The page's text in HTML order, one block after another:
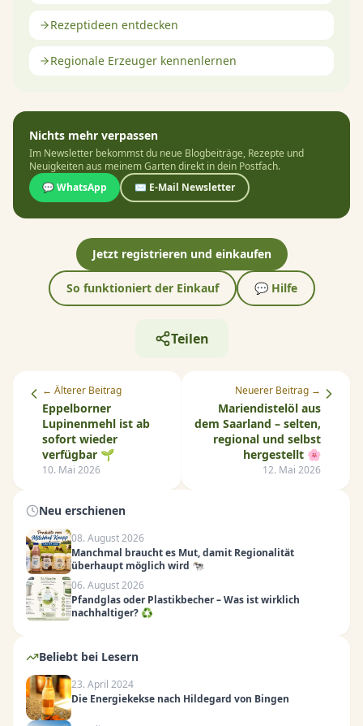
Rezeptideen entdecken
Regionale Erzeuger kennenlernen
Nichts mehr verpassen
Im Newsletter bekommst du neue Blogbeiträge, Rezepte und
Neuigkeiten aus meinem Garten direkt in dein Postfach.
💬 WhatsApp
✉️ E-Mail Newsletter
Jetzt registrieren und einkaufen
So funktioniert der Einkauf 💬 Hilfe
Teilen
← Älterer Beitrag
Eppelborner
Lupinenmehl ist ab
sofort wieder
verfügbar 🌱
10. Mai 2026
Neuerer Beitrag →
Mariendistelöl aus
dem Saarland – selten,
regional und selbst
hergestellt 🌸
12. Mai 2026
Neu erschienen
08. August 2026
Manchmal braucht es Mut, damit Regionalität
überhaupt möglich wird 🐄
06. August 2026
Pfandglas oder Plastikbecher – Was ist wirklich
nachhaltiger? ♻️
Beliebt bei Lesern
23. April 2024
Die Energiekekse nach Hildegard von Bingen